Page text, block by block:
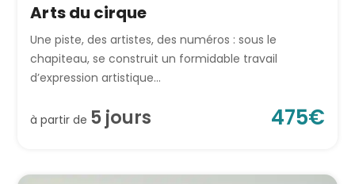
Arts du cirque
Une piste, des artistes, des numéros : sous le
chapiteau, se construit un formidable travail
d’expression artistique...
à partir de 5jours 475€